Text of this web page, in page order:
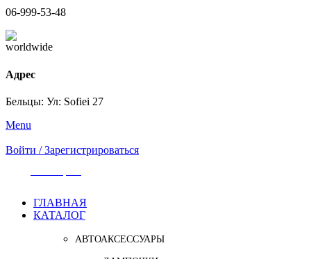
06-999-53-48
Адрес
Бельцы: Ул: Sofiei 27
Menu
Войти / Зарегистрироваться
ГЛАВНАЯ
КАТАЛОГ
АВТОАКСЕССУАРЫ